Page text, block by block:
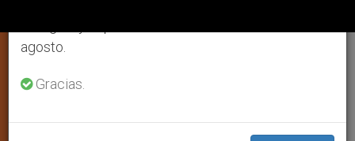
Entrevista con Jean François Rischard
JUNIO 10, 2002 00:00
a s c i a
agosto.
Gracias.